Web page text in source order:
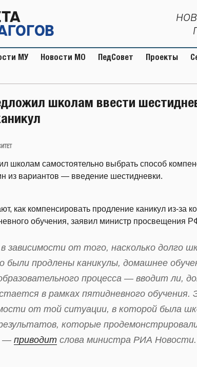
МУ Новости МО ПедСовет Проекты
школам ввести
школам самостоятельно выбрать способ
из вариантов — введение шестидневки.
как компенсировать продление каникул из-за
обучения, заявил министр просвещения
зависимости от того, насколько долго
были продлены каникулы, домашнее
процесса — вводит ли,
в рамках пятидневного
от той ситуации, в которой была
которые
— приводит слова министра РИА Новости.